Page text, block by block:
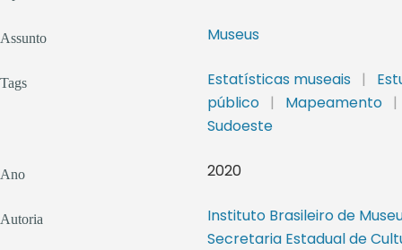
Assunto Museus
Tags Estatísticas museais |
público | Mapeamento |
Sudoeste
Ano 2020
Autoria
Instituto Brasileiro de
Secretaria Estadual de